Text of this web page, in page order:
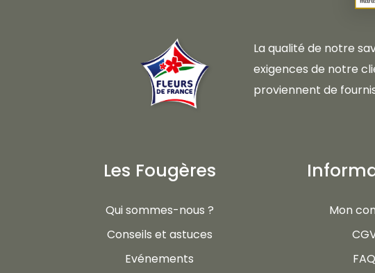
La qualité de notre
exigences de notre
proviennent de
Les Fougères
Qui sommes-nous ?
Conseils et astuces
Evénements
Mon
FAQ